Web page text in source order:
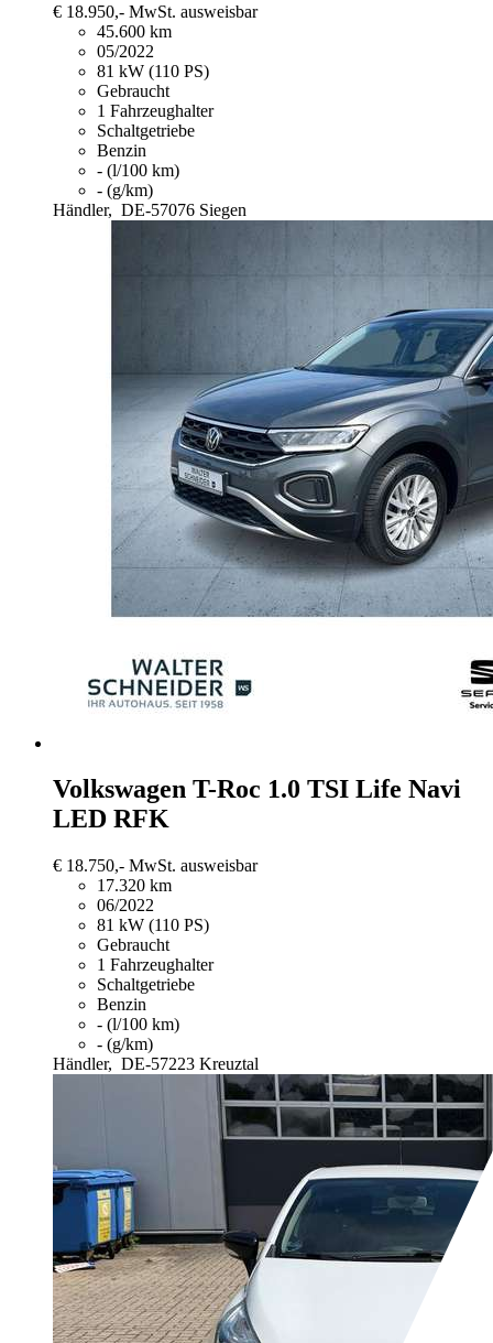
€ 18.950,- MwSt. ausweisbar
45.600 km
05/2022
81 kW (110 PS)
Gebraucht
1 Fahrzeughalter
Schaltgetriebe
Benzin
- (l/100 km)
- (g/km)
Händler, DE-57076 Siegen
Volkswagen T-Roc 1.0 TSI Life Navi
LED RFK
€ 18.750,- MwSt. ausweisbar
17.320 km
06/2022
81 kW (110 PS)
Gebraucht
1 Fahrzeughalter
Schaltgetriebe
Benzin
- (l/100 km)
- (g/km)
Händler, DE-57223 Kreuztal